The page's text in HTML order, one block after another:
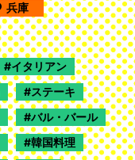
兵庫
イタリアン
ステーキ
バル・バール
韓国料理